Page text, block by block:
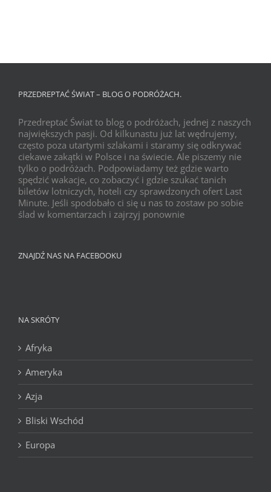
PRZEDREPTAĆ ŚWIAT – BLOG O PODRÓŻACH.
Przedreptać Świat to blog o podróżach, jednej z naszych
największych pasji. Od kilkunastu już lat wędrujemy,
często poza utartymi szlakami i staramy się odkrywać
ciekawe zakątki w Polsce i na świecie. Ale piszemy nie
tylko o podróżach. Podpowiadamy też gdzie warto
spędzić wakacje, co zobaczyć i gdzie szukać tanich
biletów lotniczych, hoteli czy sprawdzonych ofert Last
Minute. Jeśli spodobało ci się u nas to zostaw po sobie
ślad w komentarzach i zajrzyj ponownie
ZNAJDŹ NAS NA FACEBOOKU
NA SKRÓTY
Afryka
Ameryka
Azja
Bliski Wschód
Europa